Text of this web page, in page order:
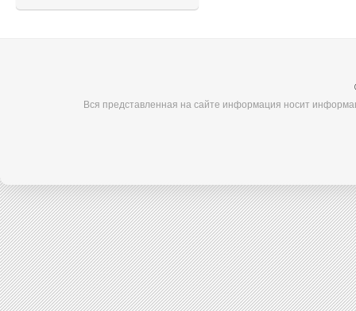
Вся представленная на сайте информация носит